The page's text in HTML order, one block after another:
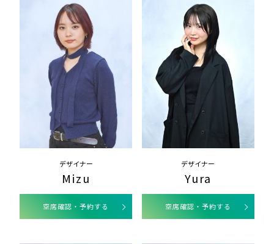
デザイナー
Mizu
空席確認・予約する
デザイナー
Yura
空席確認・予約する